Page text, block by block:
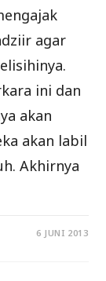
agar
ini dan
akan
akan labil
Akhirnya
6 JUNI 2013